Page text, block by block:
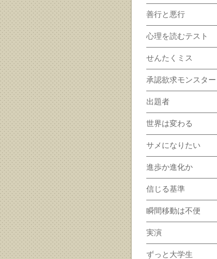
善行と悪行
心理を読むテスト
せんたくミス
承認欲求モンスター
出題者
世界は変わる
サメになりたい
進歩か進化か
信じる基準
瞬間移動は不便
実演
ずっと大学生